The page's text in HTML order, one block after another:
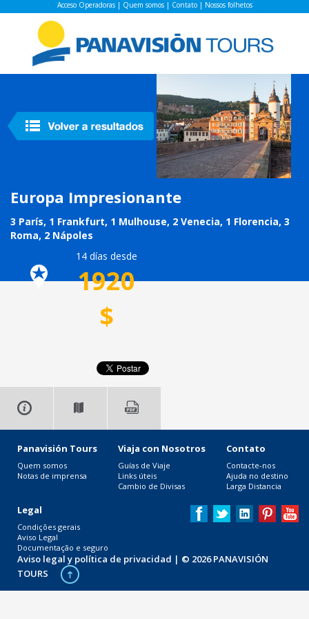
Acceso Operadoras| Quem somos| Contato| Nossos folhetos
Europa Impresionante
3 París, 1 Frankfurt, 1 Mulhouse, 2 Venecia, 1 Florencia, 3
Roma, 2 Nápoles
14 días desde
1920
$
Panavisión Tours
Quem somos
Notas de imprensa
Viaja con Nosotros
Guías de Viaje
Links úteis
Cambio de Divisas
Contato
Contacte-nos
Ajuda no destino
Larga Distancia
Legal
Condições gerais
Aviso Legal
Documentação e seguro
Aviso legal y política de privacidad | © 2026 PANAVISIÓN
TOURS